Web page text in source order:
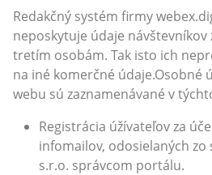
Redakčný systém firmy
neposkytuje údaje návštevníkov
tretím osobám. Tak isto ich
na iné komerčné údaje.Osobné
webu sú zaznamenávané v
Registrácia úžívateľov za
infomailov, odosielaných
s.r.o. správcom portálu.